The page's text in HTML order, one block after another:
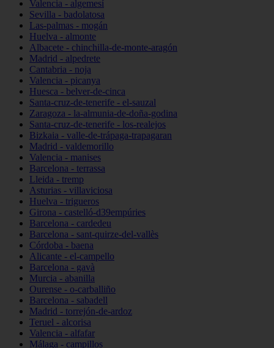
Valencia - algemesí
Sevilla - badolatosa
Las-palmas - mogán
Huelva - almonte
Albacete - chinchilla-de-monte-aragón
Madrid - alpedrete
Cantabria - noja
Valencia - picanya
Huesca - belver-de-cinca
Santa-cruz-de-tenerife - el-sauzal
Zaragoza - la-almunia-de-doña-godina
Santa-cruz-de-tenerife - los-realejos
Bizkaia - valle-de-trápaga-trapagaran
Madrid - valdemorillo
Valencia - manises
Barcelona - terrassa
Lleida - tremp
Asturias - villaviciosa
Huelva - trigueros
Girona - castelló-d39empúries
Barcelona - cardedeu
Barcelona - sant-quirze-del-vallès
Córdoba - baena
Alicante - el-campello
Barcelona - gavà
Murcia - abanilla
Ourense - o-carballiño
Barcelona - sabadell
Madrid - torrejón-de-ardoz
Teruel - alcorisa
Valencia - alfafar
Málaga - campillos